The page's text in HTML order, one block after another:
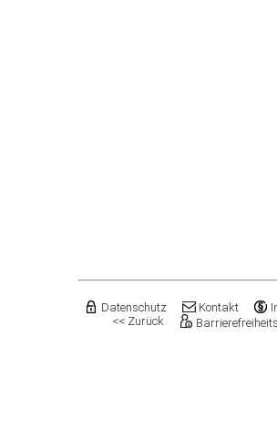
Kontakt
Datenschutz
<< Zurück